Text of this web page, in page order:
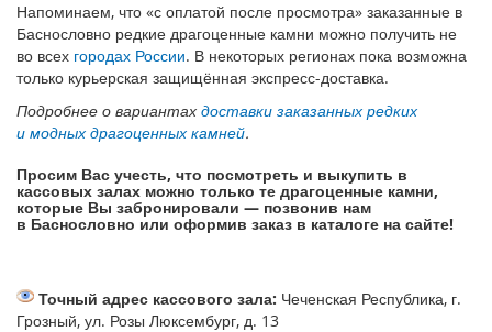
Напоминаем, что «с оплатой после просмотра» заказанные в
Баснословно редкие драгоценные камни можно получить не
во всех городах России. В некоторых регионах пока возможна
только курьерская защищённая экспресс-доставка.
Подробнее о вариантах доставки заказанных редких
и модных драгоценных камней.
Просим Вас учесть, что посмотреть и выкупить в
кассовых залах можно только те драгоценные камни,
которые Вы забронировали — позвонив нам
в Баснословно или оформив заказ в каталоге на сайте!
Точный адрес кассового зала: Чеченская Республика, г.
Грозный, ул. Розы Люксембург, д. 13